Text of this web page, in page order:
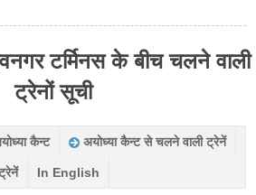
टर्मिनस के बीच चलने वाली
ट्रेनों सूची
कैन्ट अयोध्या कैन्ट से चलने वाली ट्रेनें
In English